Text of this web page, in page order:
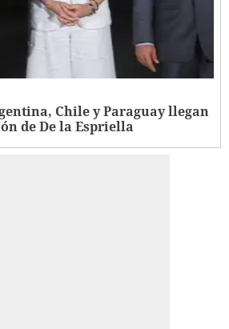
Chile y Paraguay llegan
de De la Espriella